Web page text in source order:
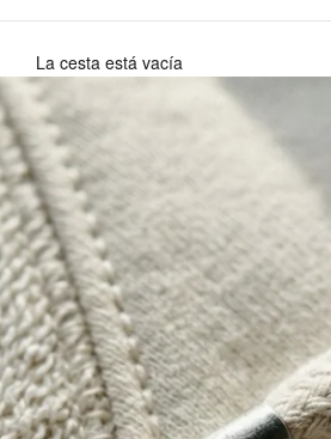
La cesta está vacía